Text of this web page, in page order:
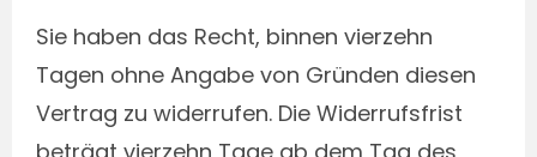
Sie haben das Recht, binnen vierzehn
Tagen ohne Angabe von Gründen diesen
Vertrag zu widerrufen. Die Widerrufsfrist